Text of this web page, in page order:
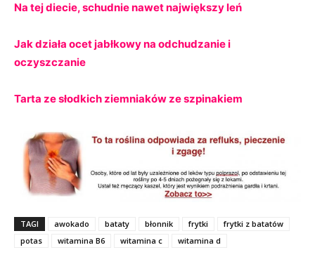
Na tej diecie, schudnie nawet największy leń
Jak działa ocet jabłkowy na odchudzanie i
oczyszczanie
Tarta ze słodkich ziemniaków ze szpinakiem
TAGI awokado bataty błonnik frytki
frytki z batatów
potas
witamina B6 witamina c witamina d